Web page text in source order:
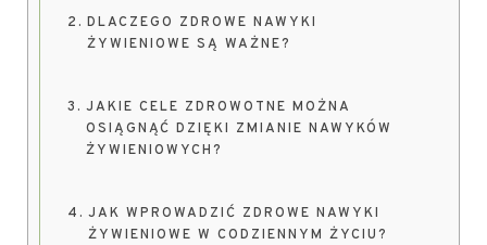
DLACZEGO ZDROWE NAWYKI
ŻYWIENIOWE SĄ WAŻNE?
JAKIE CELE ZDROWOTNE MOŻNA
OSIĄGNĄĆ DZIĘKI ZMIANIE NAWYKÓW
ŻYWIENIOWYCH?
JAK WPROWADZIĆ ZDROWE NAWYKI
ŻYWIENIOWE W CODZIENNYM ŻYCIU?